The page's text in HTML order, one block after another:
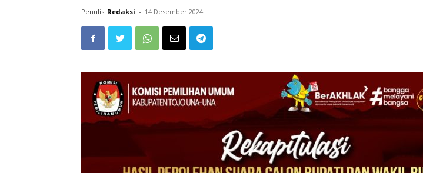
Penulis Redaksi - 14 Desember 2024